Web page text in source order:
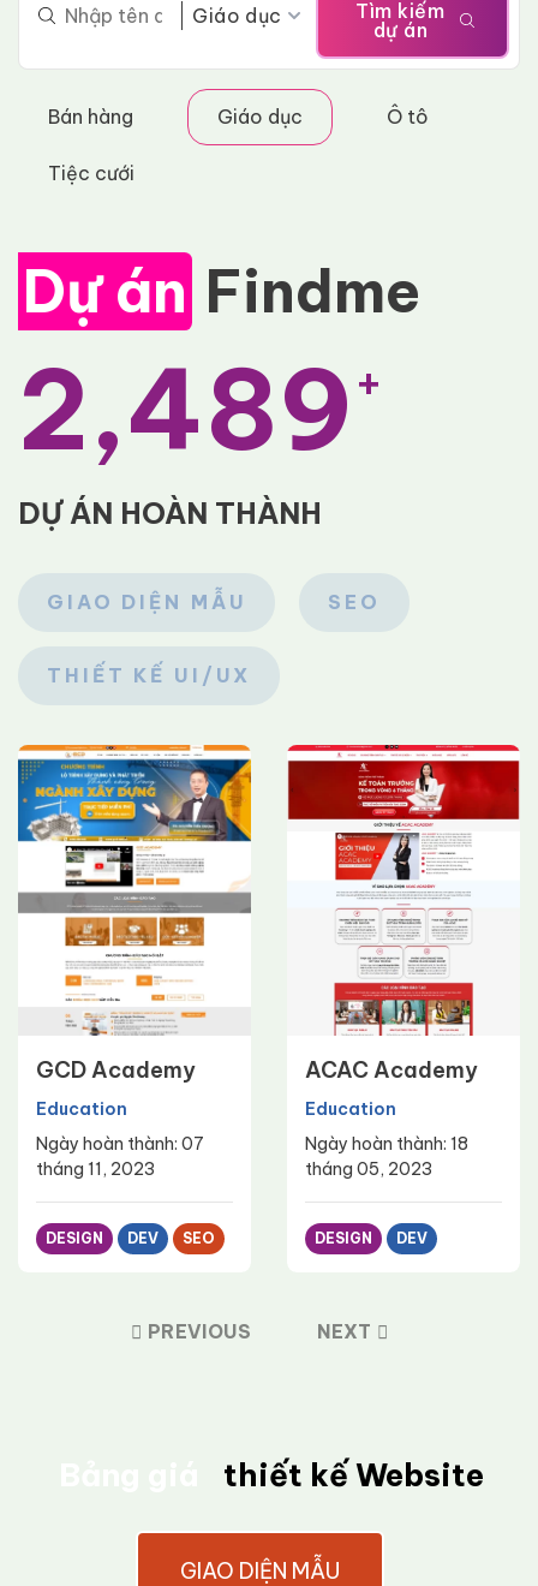
Giáo dục
Tìm kiếm
dự án
Bán hàng Giáo dục Ô tô
Tiệc cưới
Dự án Findme
2,489+
DỰ ÁN HOÀN THÀNH
GIAO DIỆN MẪU SEO
THIẾT KẾ UI/UX
GCD Academy
Education
Ngày hoàn thành: 07
tháng 11, 2023
DESIGN DEV SEO
ACAC Academy
Education
Ngày hoàn thành: 18
tháng 05, 2023
DESIGN DEV
PREVIOUS NEXT
thiết kế Website
GIAO DIỆN MẪU